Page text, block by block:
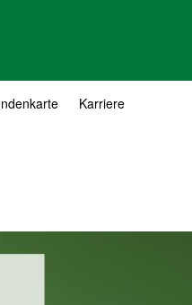
Karriere